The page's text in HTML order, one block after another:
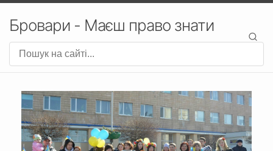
Бровари - Маєш право знати